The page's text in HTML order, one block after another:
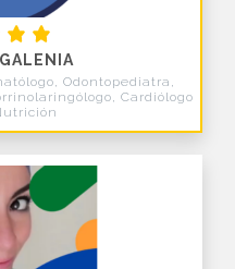
Odontopediatra,
Cardiólogo